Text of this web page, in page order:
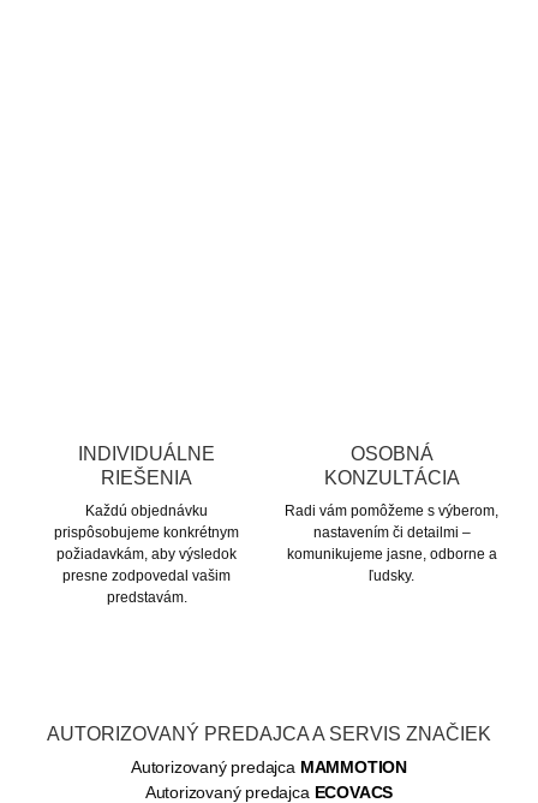
INDIVIDUÁLNE
RIEŠENIA
Každú objednávku
prispôsobujeme konkrétnym
požiadavkám, aby výsledok
presne zodpovedal vašim
predstavám.
OSOBNÁ
KONZULTÁCIA
Radi vám pomôžeme s výberom,
nastavením či detailmi –
komunikujeme jasne, odborne a
ľudsky.
AUTORIZOVANÝ PREDAJCA A SERVIS ZNAČIEK
Autorizovaný predajca MAMMOTION
Autorizovaný predajca ECOVACS